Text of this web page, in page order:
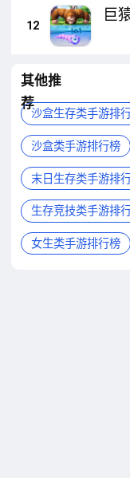
12
巨
其他推
荐
沙盒生存类手游排
沙盒类手游排行榜
末日生存类手游排
生存竞技类手游排
女生类手游排行榜